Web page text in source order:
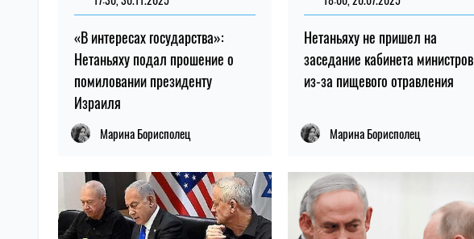
«В интересах государства»:
Нетаньяху подал прошение о
помиловании президенту
Израиля
Марина Борисполец
Нетаньяху не пришел на
заседание кабинета министров
из-за пищевого отравления
Марина Борисполец